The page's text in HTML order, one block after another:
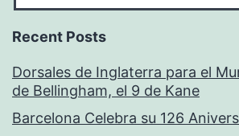
Recent Posts
Dorsales de Inglaterra para el
de Bellingham, el 9 de Kane
Barcelona Celebra su 126